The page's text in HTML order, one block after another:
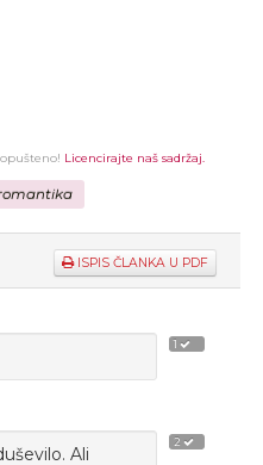
Licencirajte naš sadržaj.
ISPIS ČLANKA U PDF
1
2
Ali